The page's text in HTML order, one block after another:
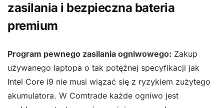
zasilania i bezpieczna bateria
premium
Program pewnego zasilania ogniwowego: Zakup
używanego laptopa o tak potężnej specyfikacji jak
Intel Core i9 nie musi wiązać się z ryzykiem zużytego
akumulatora. W Comtrade każde ogniwo jest